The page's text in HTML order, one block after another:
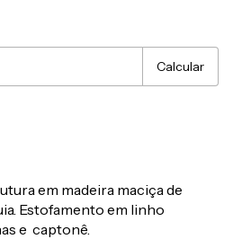
Calcular
em madeira maciça de
Estofamento em linho
e captonê.